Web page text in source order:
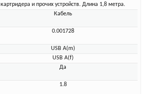
картридера и прочих устройств. Длина 1,8 метра.
Кабель
0.001728
USB A(m)
USB A(f)
Да
1.8